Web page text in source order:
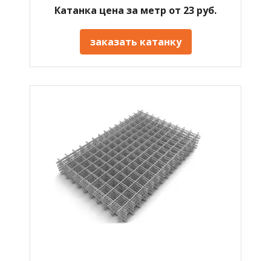
Катанка цена за метр от 23 руб.
заказать катанку